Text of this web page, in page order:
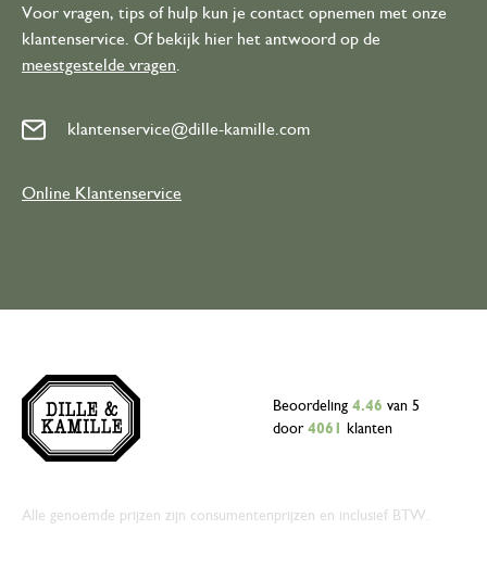
Voor vragen, tips of hulp kun je contact opnemen met onze
klantenservice. Of bekijk hier het antwoord op de
meestgestelde vragen.
klantenservice@dille-kamille.com
Online Klantenservice
Beoordeling 4.46 van 5
door 4061 klanten
Alle genoemde prijzen zijn consumentenprijzen en inclusief BTW.